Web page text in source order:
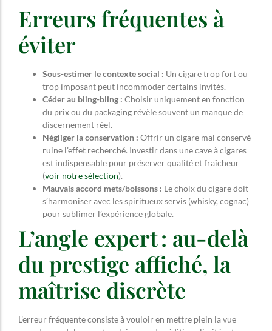
Erreurs fréquentes à
éviter
Sous-estimer le contexte social : Un cigare trop fort ou
trop imposant peut incommoder certains invités.
Céder au bling-bling : Choisir uniquement en fonction
du prix ou du packaging révèle souvent un manque de
discernement réel.
Négliger la conservation : Offrir un cigare mal conservé
ruine l’effet recherché. Investir dans une cave à cigares
est indispensable pour préserver qualité et fraîcheur
(voir notre sélection).
Mauvais accord mets/boissons : Le choix du cigare doit
s’harmoniser avec les spiritueux servis (whisky, cognac)
pour sublimer l’expérience globale.
L’angle expert : au-delà
du prestige affiché, la
maîtrise discrète
L’erreur fréquente consiste à vouloir en mettre plein la vue